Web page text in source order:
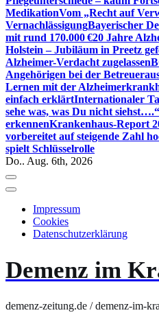
MedikationVom „Recht auf
VernachlässigungBayerischer
mit rund 170.000 €20 Jahre
Holstein – Jubiläum in Preetz
Alzheimer-Verdacht zugelassen
Angehörigen bei der
Lernen mit der
einfach erklärtInternationaler
sehe was, was Du nicht
erkennenKrankenhaus-Report
vorbereitet auf steigende Zahl
spielt Schlüsselrolle
Do.. Aug. 6th, 2026
Impressum
Cookies
Datenschutzerklärung
Demenz im
demenz-zeitung.de / demenz-im-